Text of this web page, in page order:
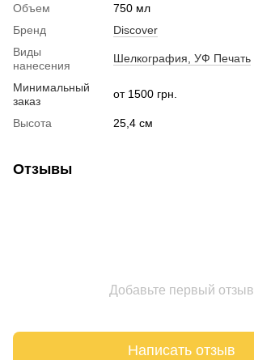
Объем
750 мл
Бренд
Discover
Виды
нанесения
Шелкография, УФ Печать
Минимальный
заказ
от 1500 грн.
Высота 25,4 см
Отзывы
Добавьте первый отзыв
Написать отзыв